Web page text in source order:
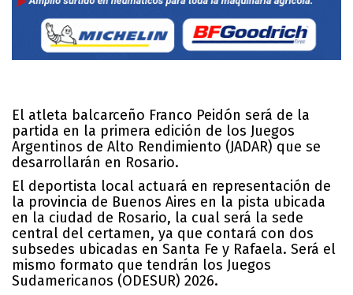
El atleta balcarceño Franco Peidón será de la
partida en la primera edición de los Juegos
Argentinos de Alto Rendimiento (JADAR) que se
desarrollarán en Rosario.
El deportista local actuará en representación de
la provincia de Buenos Aires en la pista ubicada
en la ciudad de Rosario, la cual será la sede
central del certamen, ya que contará con dos
subsedes ubicadas en Santa Fe y Rafaela. Será el
mismo formato que tendrán los Juegos
Sudamericanos (ODESUR) 2026.